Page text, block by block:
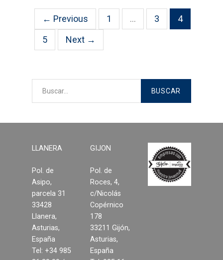
← Previous 1 … 3
4
5
Next →
LLANERA
Pol. de
Asipo,
parcela 31
33428
Llanera,
Asturias,
España
Tel: +34 985
GIJON
Pol. de
Roces, 4,
c/Nicolás
Copérnico
178
33211 Gijón,
Asturias,
España